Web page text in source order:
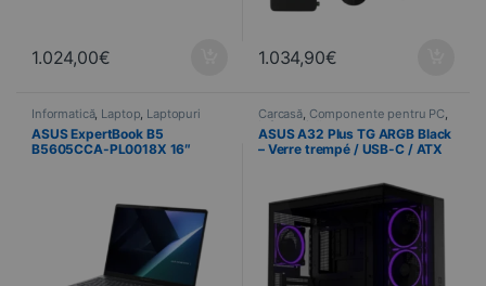
1.024,00€ 1.034,90€
Informatică, Laptop, Laptopuri
ASUS ExpertBook B5
B5605CCA-PL0018X 16″
Carcasă, Componente pentru PC,
Informatică
ASUS A32 Plus TG ARGB Black
– Verre trempé / USB-C / ATX